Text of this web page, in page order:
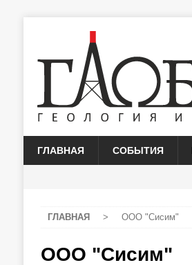
ГЛАВНАЯ СОБЫТИЯ
ГЛАВНАЯ > ООО "Сисим"
ООО "Сисим"